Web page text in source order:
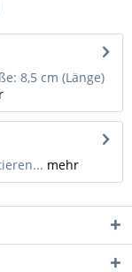
8,5 cm (Länge)
mehr